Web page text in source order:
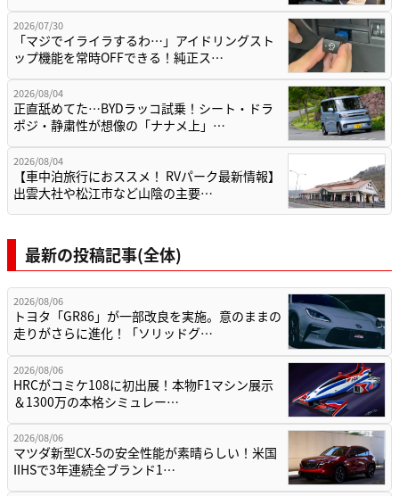
2026/07/30
「マジでイライラするわ…」アイドリングスト
ップ機能を常時OFFできる！純正ス…
2026/08/04
正直舐めてた…BYDラッコ試乗！シート・ドラ
ポジ・静粛性が想像の「ナナメ上」…
2026/08/04
【車中泊旅行におススメ！ RVパーク最新情報】
出雲大社や松江市など山陰の主要…
最新の投稿記事(全体)
2026/08/06
トヨタ「GR86」が一部改良を実施。意のままの
走りがさらに進化！「ソリッドグ…
2026/08/06
HRCがコミケ108に初出展！本物F1マシン展示
＆1300万の本格シミュレー…
2026/08/06
マツダ新型CX-5の安全性能が素晴らしい！米国
IIHSで3年連続全ブランド1…